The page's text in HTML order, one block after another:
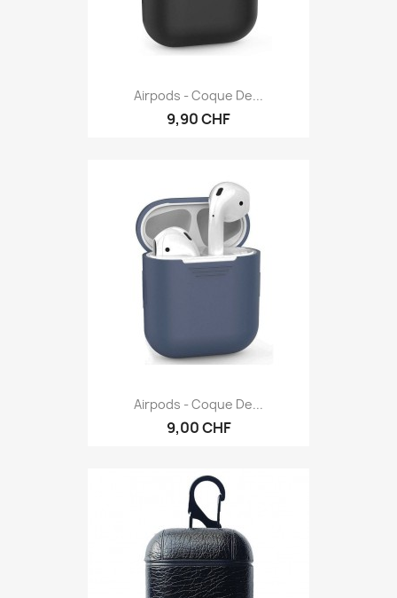
Airpods - Coque De...
9,90 CHF
Airpods - Coque De...
9,00 CHF